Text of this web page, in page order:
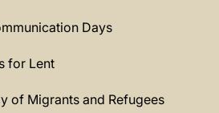
Days
for Lent
of Migrants and Refugees